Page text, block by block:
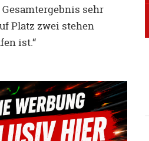
sehr
Platz zwei stehen
ist.“